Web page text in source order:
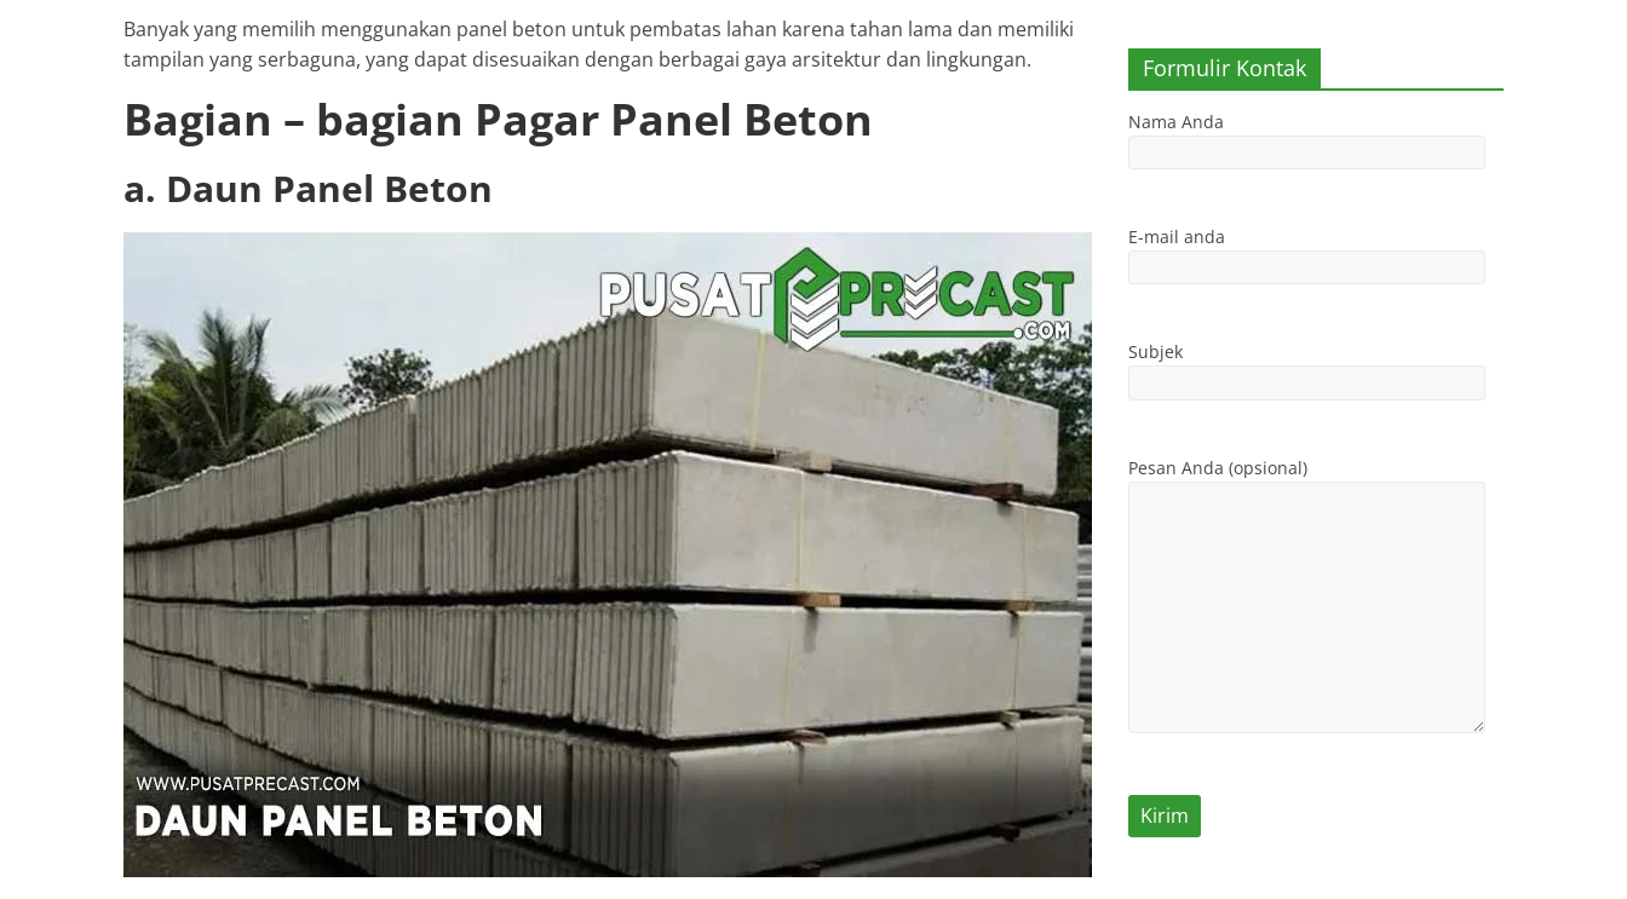
Banyak yang memilih menggunakan panel beton untuk pembatas lahan karena tahan lama dan memiliki
tampilan yang serbaguna, yang dapat disesuaikan dengan berbagai gaya arsitektur dan lingkungan.
Bagian – bagian Pagar Panel Beton
a. Daun Panel Beton
Formulir Kontak
Nama Anda
E-mail anda
Subjek
Pesan Anda (opsional)